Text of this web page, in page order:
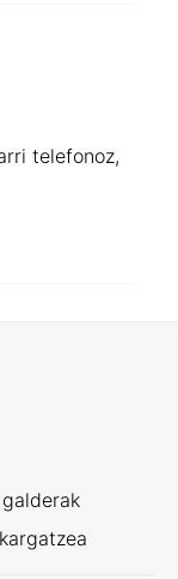
telefonoz,